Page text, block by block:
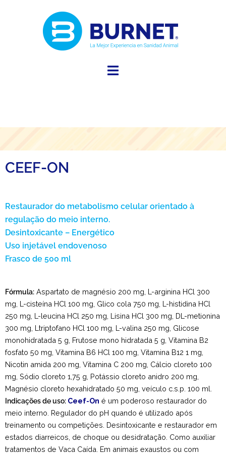
CEEF-ON
Restaurador do metabolismo celular orientado à
regulação do meio interno.
Desintoxicante – Energético
Uso injetável endovenoso
Frasco de 500 ml
Fórmula: Aspartato de magnésio 200 mg, L-arginina HCl 300
mg, L-cisteína HCl 100 mg, Glico cola 750 mg, L-histidina HCl
250 mg, L-leucina HCl 250 mg, Lisina HCl 300 mg, DL-metionina
300 mg, Ltriptofano HCl 100 mg, L-valina 250 mg, Glicose
monohidratada 5 g, Frutose mono hidratada 5 g, Vitamina B2
fosfato 50 mg, Vitamina B6 HCl 100 mg, Vitamina B12 1 mg,
Nicotin amida 200 mg, Vitamina C 200 mg, Cálcio cloreto 100
mg, Sódio cloreto 1,75 g, Potássio cloreto anidro 200 mg,
Magnésio cloreto hexahidratado 50 mg, veículo c.s.p. 100 ml.
Indicações de uso: Ceef-On é um poderoso restaurador do
meio interno. Regulador do pH quando é utilizado após
treinamento ou competições. Desintoxicante e restaurador em
estados diarreicos, de choque ou desidratação. Como auxiliar
tratamentos de Vaca Caída. Em animais exaustos ou com